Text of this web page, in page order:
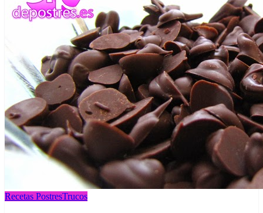
Recetas PostresTrucos